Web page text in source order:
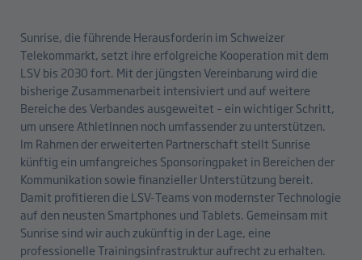
Sunrise, die führende Herausforderin im Schweizer
Telekommarkt, setzt ihre erfolgreiche Kooperation mit dem
LSV bis 2030 fort. Mit der jüngsten Vereinbarung wird die
bisherige Zusammenarbeit intensiviert und auf weitere
Bereiche des Verbandes ausgeweitet – ein wichtiger Schritt,
um unsere AthletInnen noch umfassender zu unterstützen.
Im Rahmen der erweiterten Partnerschaft stellt Sunrise
künftig ein umfangreiches Sponsoringpaket in Bereichen der
Kommunikation sowie finanzieller Unterstützung bereit.
Damit profitieren die LSV-Teams von modernster Technologie
auf den neusten Smartphones und Tablets. Gemeinsam mit
Sunrise sind wir auch zukünftig in der Lage, eine
professionelle Trainingsinfrastruktur aufrecht zu erhalten.